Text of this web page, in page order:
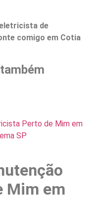
de
comigo em Cotia
Perto de Mim em
SP
Mim em